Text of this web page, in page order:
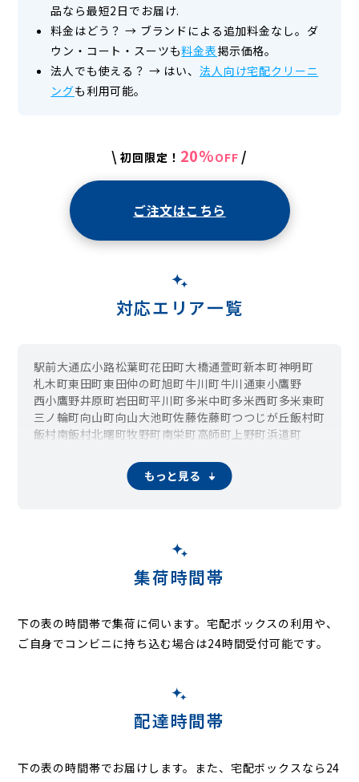
品なら最短2日でお届け.
料金はどう？ → ブランドによる追加料金なし。ダ
ウン・コート・スーツも料金表掲示価格。
法人でも使える？ → はい、 法人向け宅配クリーニ
ングも利用可能。
\ 初回限定！ 20%OFF /
ご注文はこちら
対応エリア一覧
駅前大通広小路松葉町花田町大橋通萱町新本町神明町
札木町東田町東田仲の町旭町牛川町牛川通東小鷹野
西小鷹野井原町岩田町平川町多米中町多米西町多米東町
三ノ輪町向山町向山大池町佐藤佐藤町つつじが丘飯村町
飯村南飯村北曙町牧野町南栄町高師町上野町浜道町
神野新田町 菰口町前芝町下地町
植田町 老津町大崎町 明海町
もっと見る
集荷時間帯
下の表の時間帯で集荷に伺います。宅配ボックスの利用や、
ご自身でコンビニに持ち込む場合は24時間受付可能です。
配達時間帯
下の表の時間帯でお届けします。また、宅配ボックスなら24